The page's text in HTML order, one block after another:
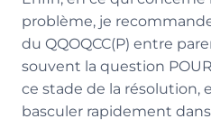
problème, je
du QQOQCC(P) entre
souvent la question
ce stade de la résolution,
basculer rapidement dans